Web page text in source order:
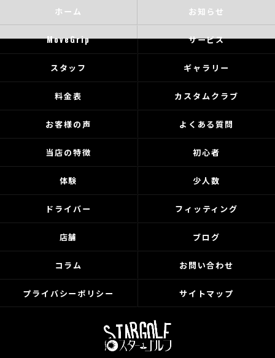
ホーム お知らせ
MoveGrip サービス
スタッフ ギャラリー
料金表 カスタムクラブ
お客様の声 よくある質問
当店の特徴 初心者
体験 少人数
ドライバー フィッティング
店舗 ブログ
コラム お問い合わせ
プライバシーポリシー サイトマップ